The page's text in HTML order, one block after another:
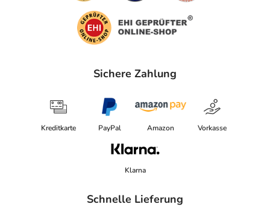
Sichere Zahlung
Kreditkarte PayPal Amazon Vorkasse
Klarna
Schnelle Lieferung